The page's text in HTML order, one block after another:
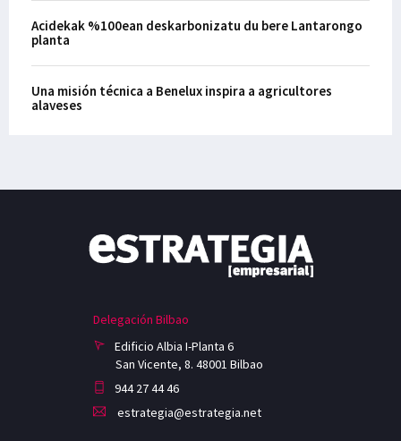
Acidekak %100ean deskarbonizatu du bere Lantarongo
planta
Una misión técnica a Benelux inspira a agricultores
alaveses
Delegación Bilbao
Edificio Albia I-Planta 6
San Vicente, 8. 48001 Bilbao
944 27 44 46
estrategia@estrategia.net